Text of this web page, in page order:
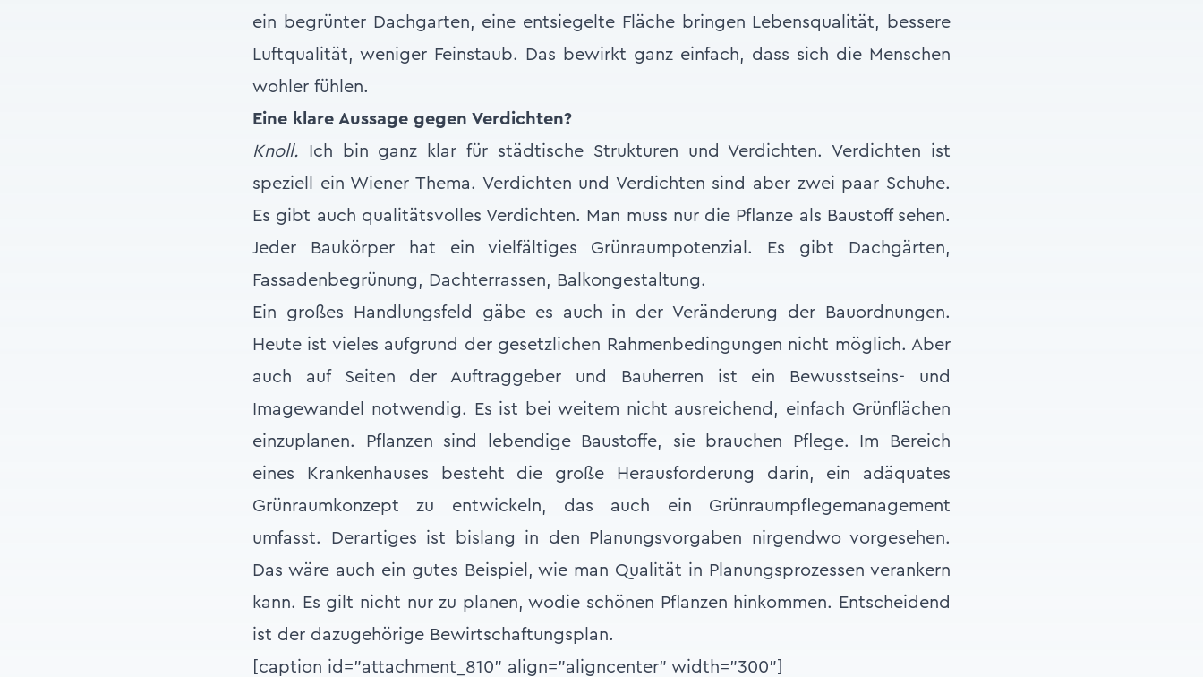
ein begrünter Dachgarten, eine entsiegelte Fläche bringen Lebensqualität, bessere
Luftqualität, weniger Feinstaub. Das bewirkt ganz einfach, dass sich die Menschen
wohler fühlen.
Eine klare Aussage gegen Verdichten?
Knoll. Ich bin ganz klar für städtische Strukturen und Verdichten. Verdichten ist
speziell ein Wiener Thema. Verdichten und Verdichten sind aber zwei paar Schuhe.
Es gibt auch qualitätsvolles Verdichten. Man muss nur die Pflanze als Baustoff sehen.
Jeder Baukörper hat ein vielfältiges Grünraumpotenzial. Es gibt Dachgärten,
Fassadenbegrünung, Dachterrassen, Balkongestaltung.
Ein großes Handlungsfeld gäbe es auch in der Veränderung der Bauordnungen.
Heute ist vieles aufgrund der gesetzlichen Rahmenbedingungen nicht möglich. Aber
auch auf Seiten der Auftraggeber und Bauherren ist ein Bewusstseins- und
Imagewandel notwendig. Es ist bei weitem nicht ausreichend, einfach Grünflächen
einzuplanen. Pflanzen sind lebendige Baustoffe, sie brauchen Pflege. Im Bereich
eines Krankenhauses besteht die große Herausforderung darin, ein adäquates
Grünraumkonzept zu entwickeln, das auch ein Grünraumpflegemanagement
umfasst. Derartiges ist bislang in den Planungsvorgaben nirgendwo vorgesehen.
Das wäre auch ein gutes Beispiel, wie man Qualität in Planungsprozessen verankern
kann. Es gilt nicht nur zu planen, wodie schönen Pflanzen hinkommen. Entscheidend
ist der dazugehörige Bewirtschaftungsplan.
[caption id="attachment_810" align="aligncenter" width="300"]